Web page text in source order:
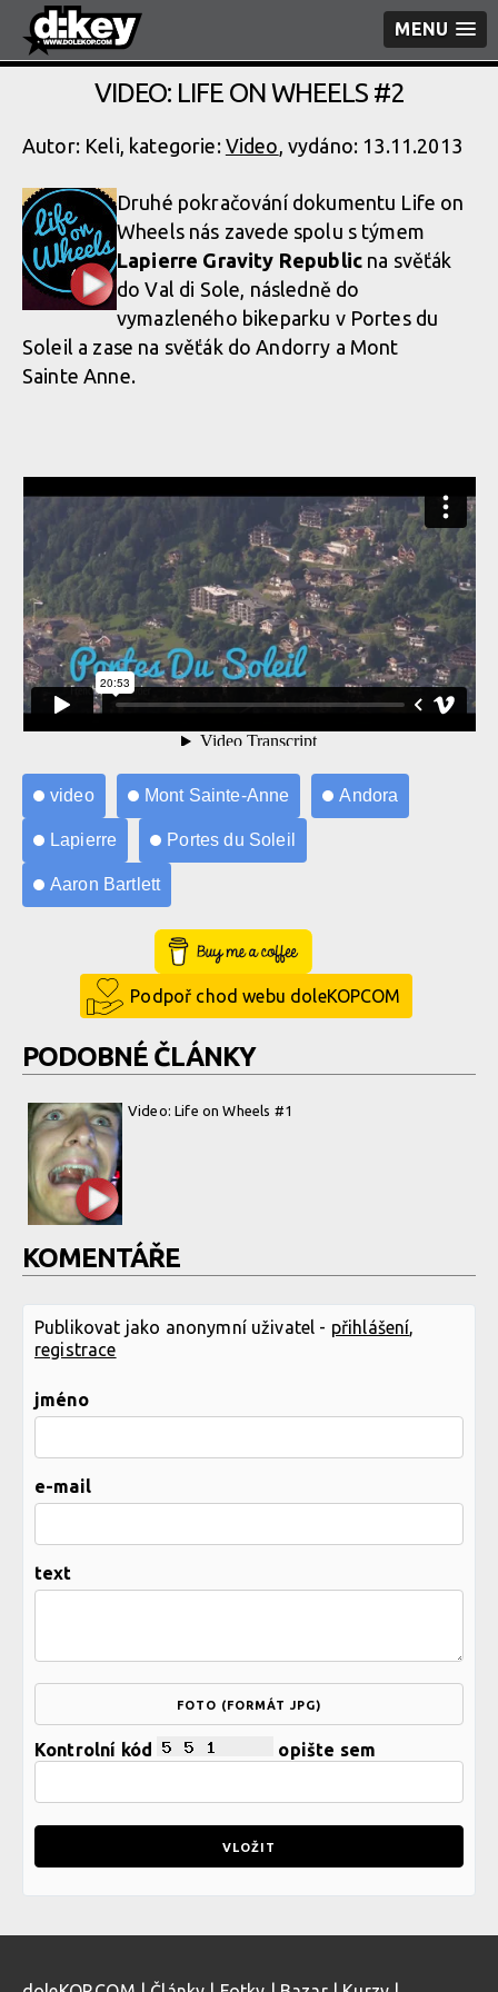
MENU
VIDEO: LIFE ON WHEELS #2
Autor: Keli, kategorie: Video, vydáno: 13.11.2013
Druhé pokračování dokumentu Life on
Wheels nás zavede spolu s týmem
Lapierre Gravity Republic na svěťák
do Val di Sole, následně do
vymazleného bikeparku v Portes du
Soleil a zase na svěťák do Andorry a Mont
Sainte Anne.
video Mont Sainte-Anne Andora
Lapierre Portes du Soleil
Aaron Bartlett
Buy Me a Coffee
Podpoř chod webu doleKOPCOM
PODOBNÉ ČLÁNKY
Video: Life on Wheels #1
KOMENTÁŘE
Publikovat jako anonymní uživatel - přihlášení
registrace
jméno
e-mail
text
FOTO (FORMÁT JPG)
Kontrolní kód opište sem